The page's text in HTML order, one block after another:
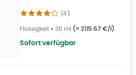
(4)
Flüssigkeit • 30 ml (= 2115.67 €/l)
Sofort verfügbar